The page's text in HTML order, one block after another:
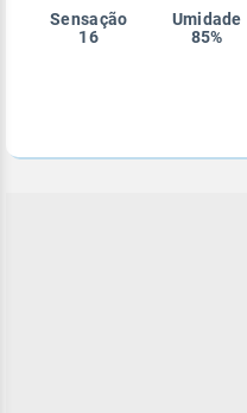
Sensação
16
Umidade
85%
Enviar
Enviar
Enviar
Enviar
Enviar